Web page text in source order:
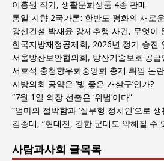
이홍원 작가, 생활문화상품 4종 판매
통일 지향 2국가론: 한반도 평화의 새로
강산건설 박재윤 강제추행 사건, 무엇이
한국지방재정공제회, 2026년 정기 승진
서울방산보안협의회, 방산기술보호·공
서효석 충청향우회중앙회 총재 취임 논
지방의회 공약은 ‘빛 좋은 개살구’인가?
“7월 1일 의장 선출은 ‘위법’이다”
“엄마의 절박함과 ‘실무형 정치인’으로
김종대, “현대전, 강한 군대도 약해질 수
사람과사회 글목록